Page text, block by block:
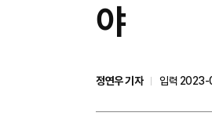
야
정연우 기자
입력